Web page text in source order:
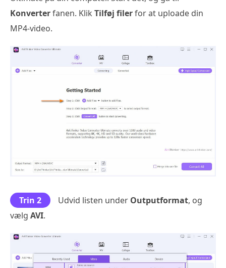
Konverterfanen. Klik Tilføj filerfor at uploade din
MP4-video.
Trin 2 Udvid listen under Outputformat, og
vælg AVI.